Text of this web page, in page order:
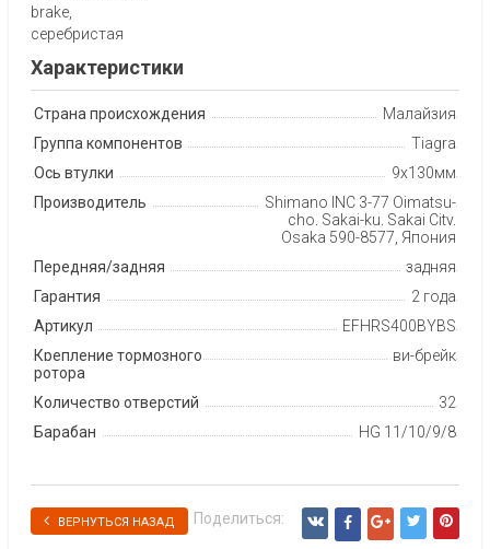
brake,
серебристая
Характеристики
Страна происхождения
Малайзия
Группа компонентов
Tiagra
Ось втулки
9х130мм
Производитель
Shimano INC 3-77 Oimatsu-
cho, Sakai-ku, Sakai City,
Osaka 590-8577, Япония
Передняя/задняя
задняя
Гарантия
2 года
Артикул
EFHRS400BYBS
Крепление тормозного
ротора
ви-брейк
Количество отверстий
32
Барабан
HG 11/10/9/8
ВЕРНУТЬСЯ НАЗАД Поделиться: